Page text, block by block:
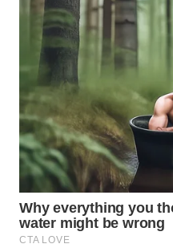
ID
MARTABAT
PLN
WATCH
MKLI
LPKKI